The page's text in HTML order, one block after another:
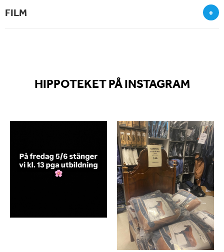
FILM +
HIPPOTEKET PÅ INSTAGRAM